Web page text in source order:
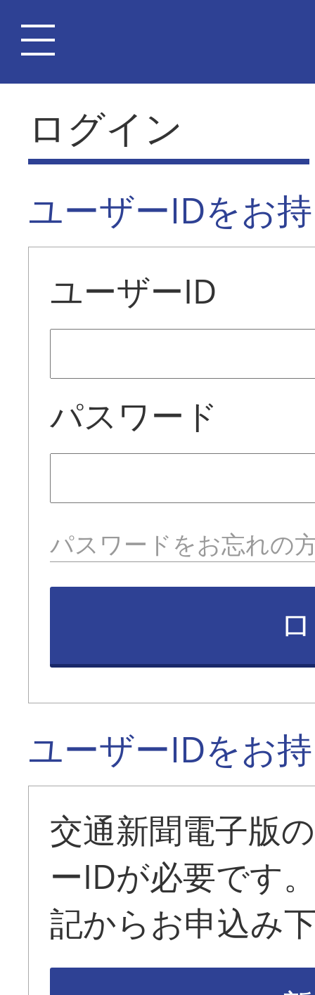
ログイン
ユーザーIDをお
ユーザーID
パスワード
パスワードをお忘れの
ユーザーIDをお
交通新聞電子版
ーIDが必要です
記からお申込み